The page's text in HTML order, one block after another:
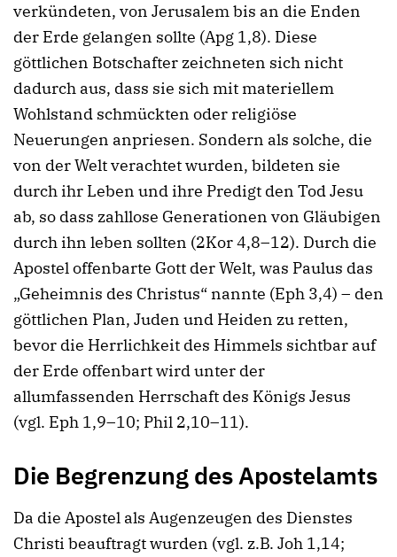
verkündeten, von Jerusalem bis an die Enden
der Erde gelangen sollte (Apg 1,8). Diese
göttlichen Botschafter zeichneten sich nicht
dadurch aus, dass sie sich mit materiellem
Wohlstand schmückten oder religiöse
Neuerungen anpriesen. Sondern als solche, die
von der Welt verachtet wurden, bildeten sie
durch ihr Leben und ihre Predigt den Tod Jesu
ab, so dass zahllose Generationen von Gläubigen
durch ihn leben sollten (2Kor 4,8–12). Durch die
Apostel offenbarte Gott der Welt, was Paulus das
„Geheimnis des Christus“ nannte (Eph 3,4) – den
göttlichen Plan, Juden und Heiden zu retten,
bevor die Herrlichkeit des Himmels sichtbar auf
der Erde offenbart wird unter der
allumfassenden Herrschaft des Königs Jesus
(vgl. Eph 1,9–10; Phil 2,10–11).
Die Begrenzung des Apostelamts
Da die Apostel als Augenzeugen des Dienstes
Christi beauftragt wurden (vgl. z.B. Joh 1,14;